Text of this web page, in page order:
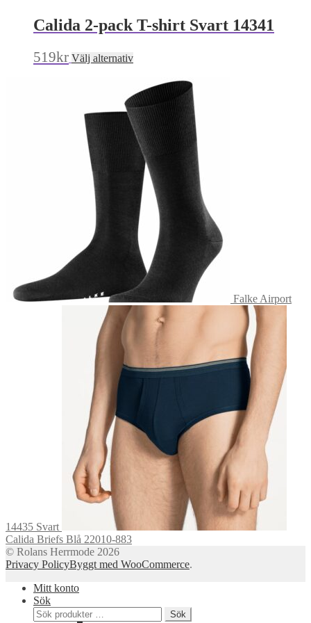
Calida 2-pack T-shirt Svart 14341
519kr Välj alternativDen
här
produkten
har
flera
varianter.
De
olika
alternativen
kan
väljas
på
produktsidan
Falke Airport
14435 Svart
Calida Briefs Blå 22010-883
© Rolans Herrmode 2026
Privacy PolicyByggt med WooCommerce.
Mitt konto
Sök
Sök
Sök